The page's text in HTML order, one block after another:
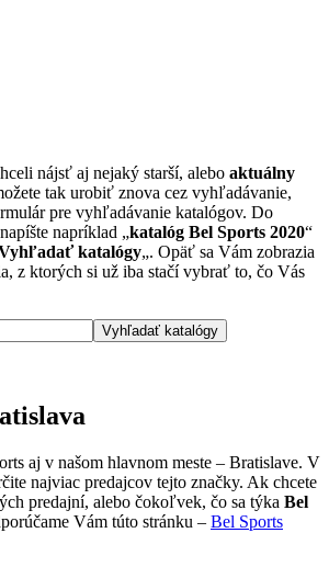
nájsť aj nejaký starší, alebo aktuálny
tak urobiť znova cez vyhľadávanie,
pre vyhľadávanie katalógov. Do
napríklad „katalóg Bel Sports 2020“
katalógy„. Opäť sa Vám zobrazia
z ktorých si už iba stačí vybrať to, čo Vás
aj v našom hlavnom meste – Bratislave. V
najviac predajcov tejto značky. Ak chcete
predajní, alebo čokoľvek, čo sa týka Bel
Vám túto stránku – Bel Sports